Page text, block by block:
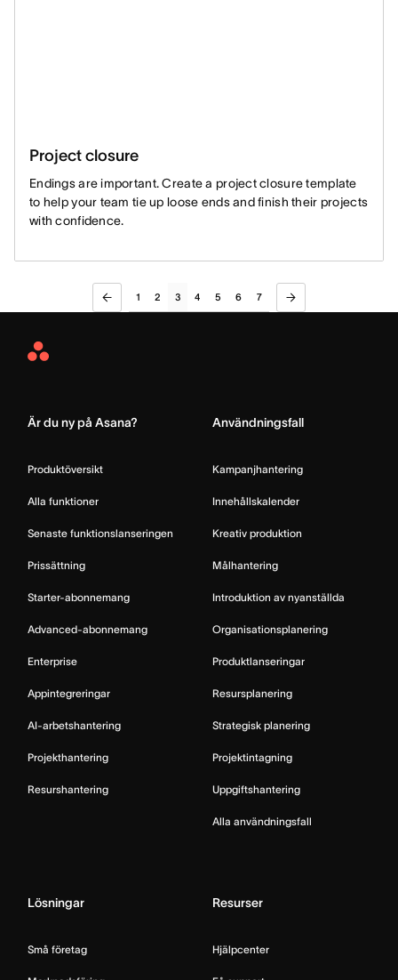
Project closure
Endings are important. Create a project closure template
to help your team tie up loose ends and finish their projects
with confidence.
1 2 3 4 5 6 7
Asana
Är du ny på Asana?
Produktöversikt
Alla funktioner
Senaste funktionslanseringen
Prissättning
Starter-abonnemang
Advanced-abonnemang
Enterprise
Appintegreringar
AI-arbetshantering
Projekthantering
Resurshantering
Användningsfall
Kampanjhantering
Innehållskalender
Kreativ produktion
Målhantering
Introduktion av nyanställda
Organisationsplanering
Produktlanseringar
Resursplanering
Strategisk planering
Projektintagning
Uppgiftshantering
Alla användningsfall
Lösningar
Små företag
Resurser
Hjälpcenter